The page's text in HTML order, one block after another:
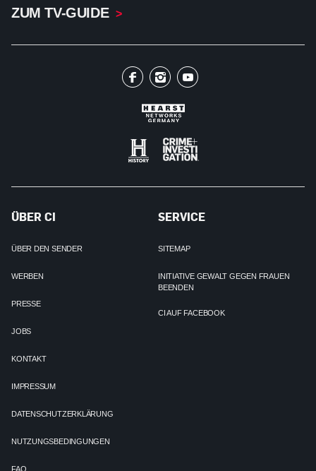
ZUM TV-GUIDE
ÜBER CI
ÜBER DEN SENDER
WERBEN
PRESSE
JOBS
KONTAKT
IMPRESSUM
DATENSCHUTZERKLÄRUNG
NUTZUNGSBEDINGUNGEN
FAQ
SERVICE
SITEMAP
INITIATIVE GEWALT GEGEN FRAUEN
BEENDEN
CI AUF FACEBOOK